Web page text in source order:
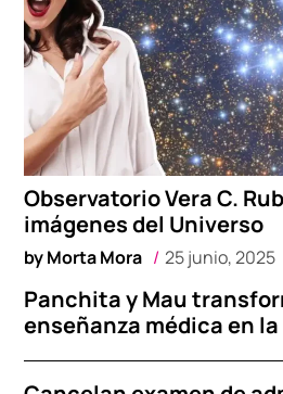
Observatorio Vera C.
imágenes del Universo
byMorta Mora 25 junio, 2025
Panchita y Mau
enseñanza médica en la